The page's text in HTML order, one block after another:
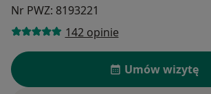
Nr PWZ: 8193221
142 opinie
Umów wizytę